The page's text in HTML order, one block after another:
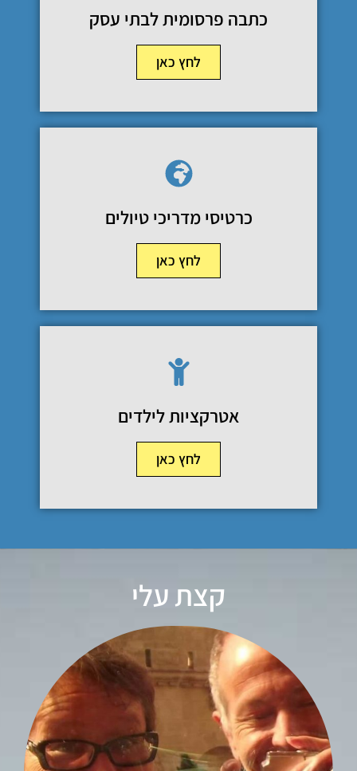
כתבה פרסומית לבתי עסק
לחץ כאן
כרטיסי מדריכי טיולים
לחץ כאן
אטרקציות לילדים
לחץ כאן
קצת עלי